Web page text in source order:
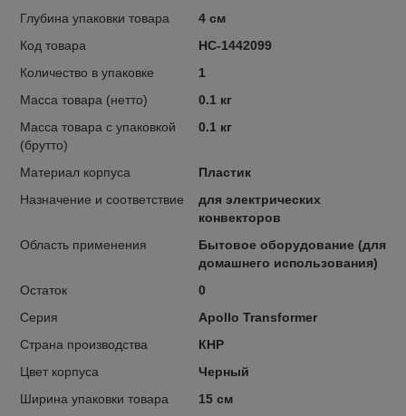
Глубина упаковки товара
4 см
Код товара
НС-1442099
Количество в упаковке
1
Масса товара (нетто)
0.1 кг
Масса товара с упаковкой
(брутто)
0.1 кг
Материал корпуса
Пластик
Назначение и соответствие
для электрических
конвекторов
Область применения
Бытовое оборудование (для
домашнего использования)
Остаток
0
Серия
Apollo Transformer
Страна производства
КНР
Цвет корпуса
Черный
Ширина упаковки товара
15 см